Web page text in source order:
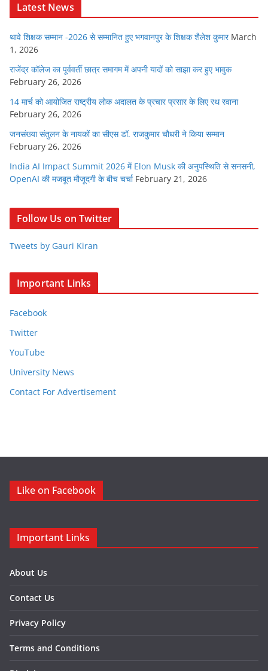
Latest News
थावे शिक्षक सम्मान -2026 से सम्मानित हुए भगवानपुर के शिक्षक शैलेश कुमार March
1, 2026
राजेंद्र कॉलेज का पूर्ववर्ती छात्र समागम में अपनी यादों को साझा कर हुए भावुक
February 26, 2026
14 मार्च को आयोजित राष्ट्रीय लोक अदालत के प्रचार प्रसार के लिए रथ रवाना
February 26, 2026
जनसंख्या संतुलन के नायकों का सीएस डॉ. राजकुमार चौधरी ने किया सम्मान
February 26, 2026
India AI Impact Summit 2026 में Elon Musk की अनुपस्थिति से सनसनी,
OpenAI की मजबूत मौजूदगी के बीच चर्चा February 21, 2026
Follow Us on Twitter
Tweets by Gauri Kiran
Important Links
Facebook
Twitter
YouTube
University News
Contact For Advertisement
Like on Facebook
Important Links
About Us
Contact Us
Privacy Policy
Terms and Conditions